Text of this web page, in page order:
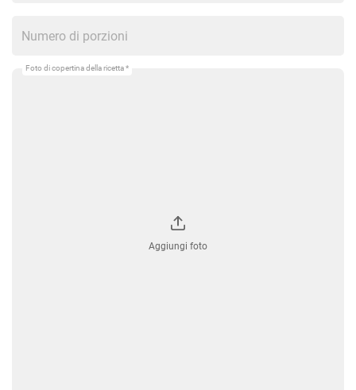
Foto di copertina della ricetta *
Aggiungi foto